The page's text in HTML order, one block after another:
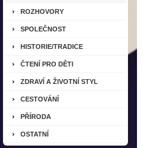
ROZHOVORY
SPOLEČNOST
HISTORIE/TRADICE
ČTENÍ PRO DĚTI
ZDRAVÍ A ŽIVOTNÍ STYL
CESTOVÁNÍ
PŘÍRODA
OSTATNÍ